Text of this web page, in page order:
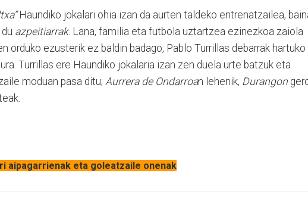
Haundiko jokalari ohia izan da aurten taldeko entrenatzailea,
azpeitiarrak. Lana, familia eta futbola uztartzea ezinezkoa zaiola
orduko ezusterik ez baldin badago, Pablo Turrillas debarrak hartuko
Turrillas ere Haundiko jokalaria izan zen duela urte batzuk eta
moduan pasa ditu; Aurrera de Ondarroan lehenik, Durangon
aipagarrienak eta goleatzaile onenak